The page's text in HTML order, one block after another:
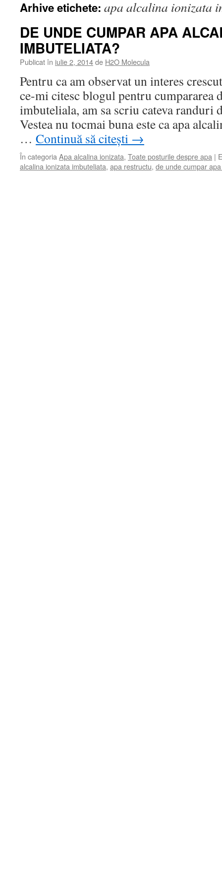
Arhive etichete: apa alcalina ionizata
DE UNDE CUMPAR APA
IMBUTELIATA?
Publicat în iulie 2, 2014de H2O Molecula
Pentru ca am observat un interes
ce-mi citesc blogul pentru cumpararea
imbuteliala, am sa scriu cateva randuri
Vestea nu tocmai buna este ca apa
… Continuă să citești →
În categoria Apa alcalina ionizata, Toate posturile despre apa |
alcalina ionizata imbuteliata, apa restructu, de unde cumpar